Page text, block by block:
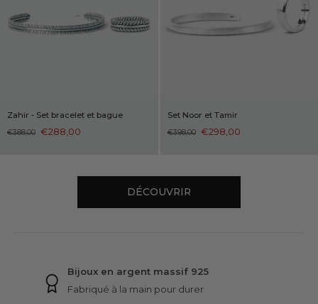
Zahir - Set bracelet et bague
€388,00 €288,00
Set Noor et Tamir
€398,00 €298,00
DÉCOUVRIR
Bijoux en argent massif 925
Fabriqué à la main pour durer